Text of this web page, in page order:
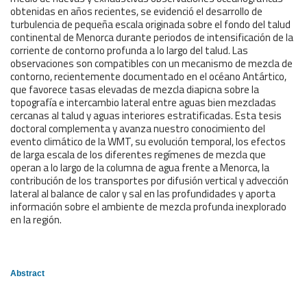
obtenidas en años recientes, se evidenció el desarrollo de
turbulencia de pequeña escala originada sobre el fondo del talud
continental de Menorca durante periodos de intensificación de la
corriente de contorno profunda a lo largo del talud. Las
observaciones son compatibles con un mecanismo de mezcla de
contorno, recientemente documentado en el océano Antártico,
que favorece tasas elevadas de mezcla diapicna sobre la
topografía e intercambio lateral entre aguas bien mezcladas
cercanas al talud y aguas interiores estratificadas. Esta tesis
doctoral complementa y avanza nuestro conocimiento del
evento climático de la WMT, su evolución temporal, los efectos
de larga escala de los diferentes regímenes de mezcla que
operan a lo largo de la columna de agua frente a Menorca, la
contribución de los transportes por difusión vertical y advección
lateral al balance de calor y sal en las profundidades y aporta
información sobre el ambiente de mezcla profunda inexplorado
en la región.
Abstract